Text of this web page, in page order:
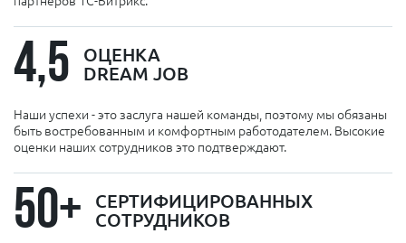
4,5
ОЦЕНКА
DREAM JOB
Наши успехи - это заслуга нашей команды, поэтому мы обязаны
быть востребованным и комфортным работодателем. Высокие
оценки наших сотрудников это подтверждают.
50+
СЕРТИФИЦИРОВАННЫХ
СОТРУДНИКОВ